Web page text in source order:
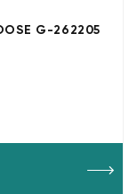
G-262205